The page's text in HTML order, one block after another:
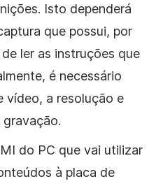
Isto dependerá
que possui, por
ler as instruções que
é necessário
vídeo, a resolução e
do PC que vai utilizar
à placa de